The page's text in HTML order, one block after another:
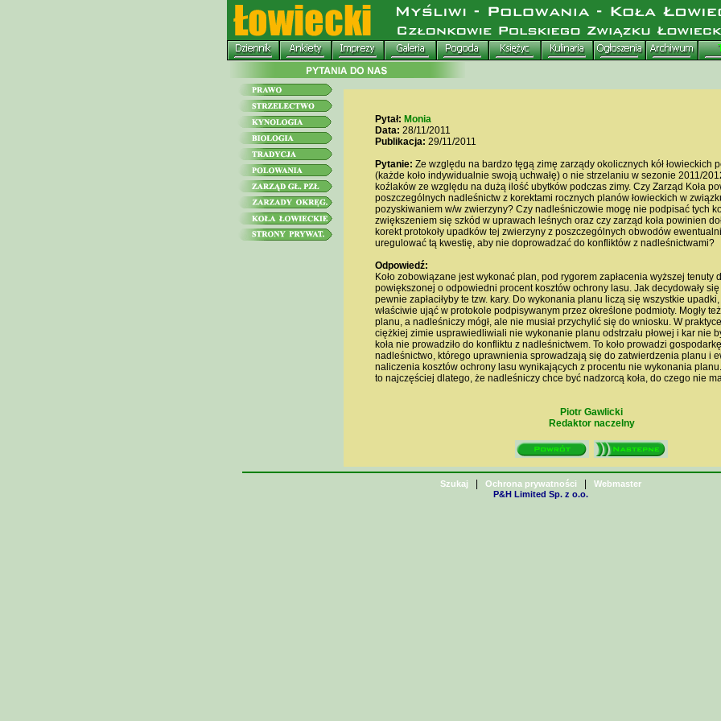
Pytał: Monia
Data: 28/11/2011
Publikacja: 29/11/2011
Pytanie: Ze względu na bardzo tęgą zimę zarządy okolicznych kół łowieckich
(każde koło indywidualnie swoją uchwałę) o nie strzelaniu w sezonie 2011/
koźlaków ze względu na dużą ilość ubytków podczas zimy. Czy Zarząd Koła
poszczególnych nadleśnictw z korektami rocznych planów łowieckich w
pozyskiwaniem w/w zwierzyny? Czy nadleśniczowie mogę nie podpisać tych
zwiększeniem się szkód w uprawach leśnych oraz czy zarząd koła powinien
korekt protokoły upadków tej zwierzyny z poszczególnych obwodów
uregulować tą kwestię, aby nie doprowadzać do konfliktów z nadleśnictwami?
Odpowiedź:
Koło zobowiązane jest wykonać plan, pod rygorem zapłacenia wyższej tenuty
powiększonej o odpowiedni procent kosztów ochrony lasu. Jak decydowały
pewnie zapłaciłyby te tzw. kary. Do wykonania planu liczą się wszystkie
właściwie ująć w protokole podpisywanym przez określone podmioty. Mogły
planu, a nadleśniczy mógł, ale nie musiał przychylić się do wniosku. W
ciężkiej zimie usprawiedliwiali nie wykonanie planu odstrzału płowej i kar nie
koła nie prowadziło do konfliktu z nadleśnictwem. To koło prowadzi
nadleśnictwo, którego uprawnienia sprowadzają się do zatwierdzenia planu i
naliczenia kosztów ochrony lasu wynikających z procentu nie wykonania
to najczęściej dlatego, że nadleśniczy chce być nadzorcą koła, do czego nie
Piotr Gawlicki
Redaktor naczelny
Szukaj Ochrona prywatności
Webmaster
P&H Limited Sp. z o.o.